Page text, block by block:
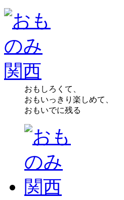
おもしろくて、
おもいっきり楽しめて、
おもいでに残る